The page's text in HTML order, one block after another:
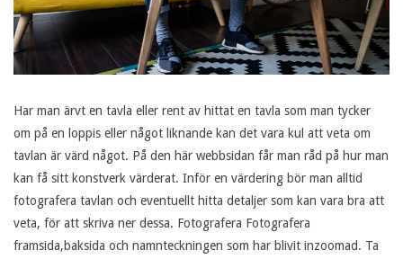
Har man ärvt en tavla eller rent av hittat en tavla som man tycker
om på en loppis eller något liknande kan det vara kul att veta om
tavlan är värd något. På den här webbsidan får man råd på hur man
kan få sitt konstverk värderat. Inför en värdering bör man alltid
fotografera tavlan och eventuellt hitta detaljer som kan vara bra att
veta, för att skriva ner dessa. Fotografera Fotografera
framsida,baksida och namnteckningen som har blivit inzoomad. Ta